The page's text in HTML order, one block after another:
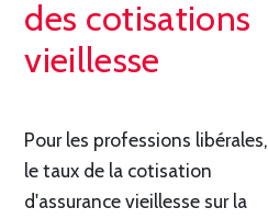
des cotisations
vieillesse
Pour les professions libérales,
le taux de la cotisation
d'assurance vieillesse sur la